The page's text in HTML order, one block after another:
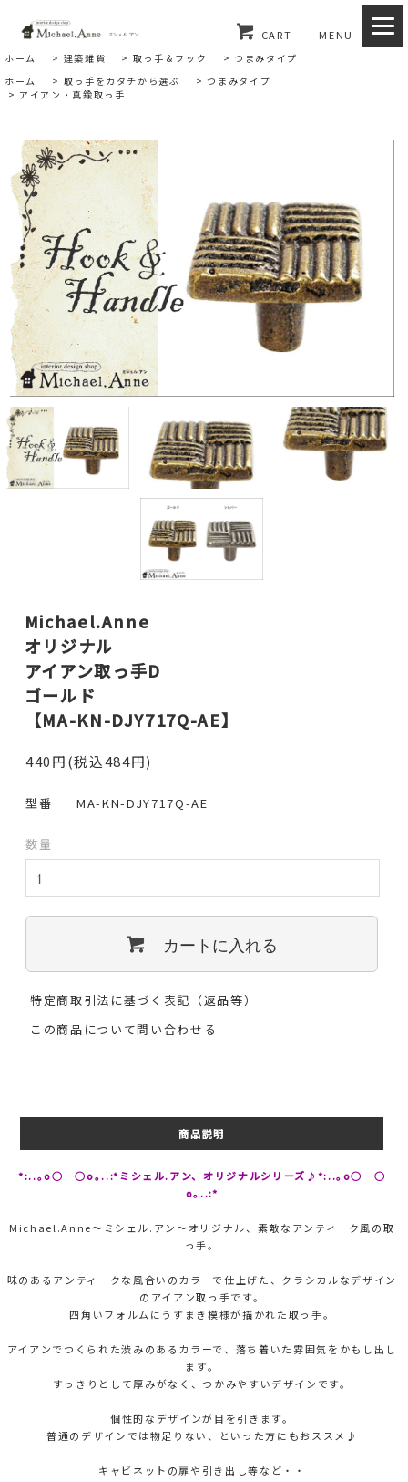
CART MENU
ホーム > 建築雑貨 > 取っ手＆フック > つまみタイプ
ホーム
> 取っ手をカタチから選ぶ >つまみタイプ
> アイアン・真鍮取っ手
Michael.Anne
オリジナル
アイアン取っ手D
ゴールド
【MA-KN-DJY717Q-AE】
440円(税込484円)
型番 MA-KN-DJY717Q-AE
数量
カートに入れる
特定商取引法に基づく表記（返品等）
この商品について問い合わせる
商品説明
*:..｡o○ ○o｡..:*ミシェル.アン、オリジナルシリーズ♪*:..｡o○ ○
o｡..:*
Michael.Anne～ミシェル.アン～オリジナル、素敵なアンティーク風の取
っ手。
味のあるアンティークな風合いのカラーで仕上げた、クラシカルなデザイン
のアイアン取っ手です。
四角いフォルムにうずまき模様が描かれた取っ手。
アイアンでつくられた渋みのあるカラーで、落ち着いた雰囲気をかもし出し
ます。
すっきりとして厚みがなく、つかみやすいデザインです。
個性的なデザインが目を引きます。
普通のデザインでは物足りない、といった方にもおススメ♪
キャビネットの扉や引き出し等など・・